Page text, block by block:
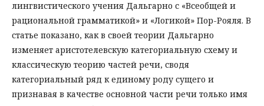
лингвистического учения Дальгарно с «Всеобщей и
рациональной грамматикой» и «Логикой» Пор-Рояля. В
статье показано, как в своей теории Дальгарно
изменяет аристотелевскую категориальную схему и
классическую теорию частей речи, сводя
категориальный ряд к единому роду сущего и
признавая в качестве основной части речи только имя